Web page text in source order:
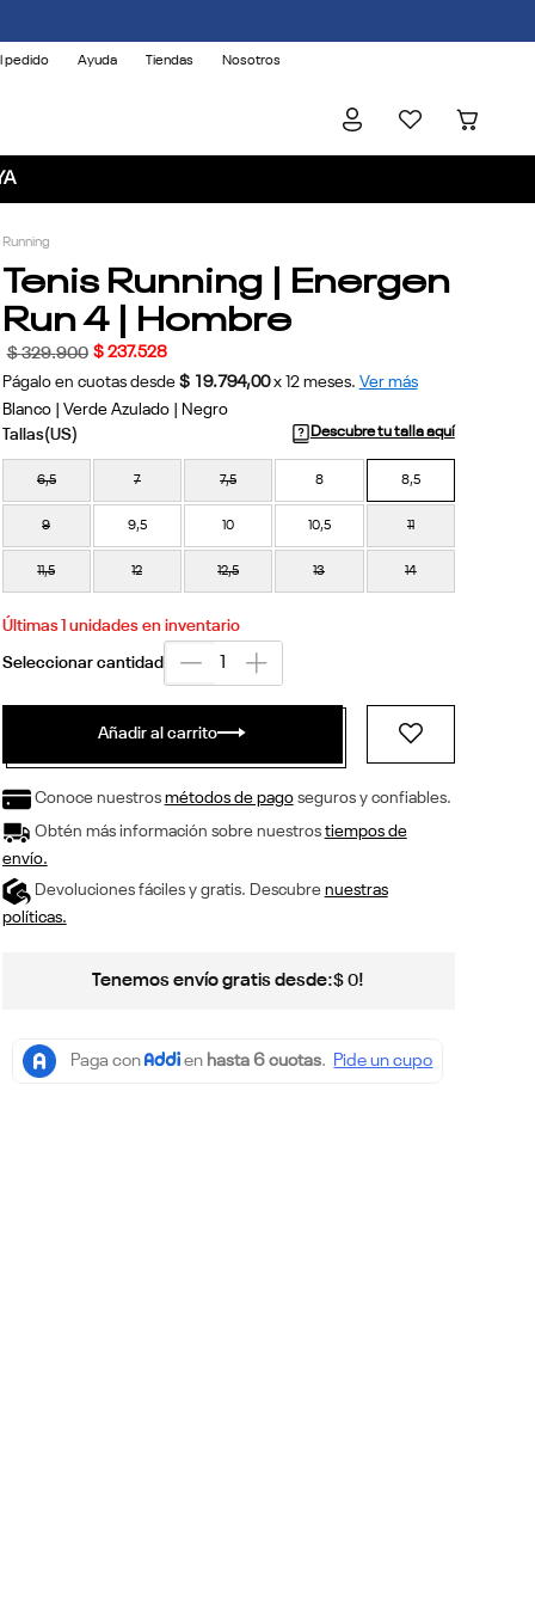
pedido Ayuda Tiendas Nosotros
Running
Tenis Running | Energen
Run 4 | Hombre
$ 329.900 $ 237.528
Págalo en cuotas desde $ 19.794,00 x 12meses. Ver más
Blanco | Verde Azulado | Negro
Descubre tu talla aquí
6,5 7 7,5 8 8,5
9 9,5 10 10,5 11
11,5 12 12,5 13 14
Últimas unidades en inventario
Añadir al carrito
Conoce nuestros métodos de pagoseguros y confiables.
Obtén más información sobre nuestros tiempos de
envío.
Devoluciones fáciles y gratis. Descubre nuestras
políticas.
Tenemos envío gratis desde:$ 0!